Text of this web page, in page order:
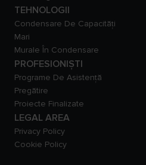
TEHNOLOGII
Condensare De Capacităţi
Mari
Murale În Condensare
PROFESIONIȘTI
Programe De Asistență
Pregătire
Proiecte Finalizate
LEGAL AREA
Privacy Policy
Cookie Policy